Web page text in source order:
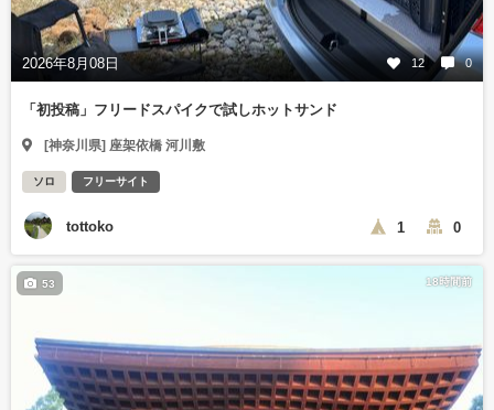
2026年8月08日 12 0
「初投稿」フリードスパイクで試しホットサンド
[神奈川県] 座架依橋 河川敷
ソロ フリーサイト
tottoko 1 0
18時間前
53